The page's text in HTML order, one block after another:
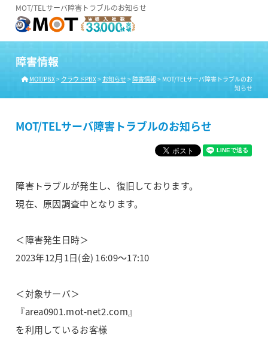
MOT/TELサーバ障害トラブルのお知らせ
障害情報
MOT/PBX> クラウドPBX> お知らせ> 障害情報> MOT/TELサーバ障害トラブルのお
知らせ
MOT/TELサーバ障害トラブルのお知らせ
障害トラブルが発生し、復旧しております。
現在、原因調査中となります。
＜障害発生日時＞
2023年12月1日(金) 16:09～17:10
＜対象サーバ＞
『area0901.mot-net2.com』
を利用しているお客様